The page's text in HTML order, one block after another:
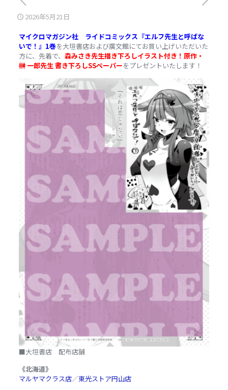
2026年5月21日
マイクロマガジン社 ライドコミックス『エルフ先生と呼ばな
いで！』1巻を大垣書店および廣文館にてお買い上げいただいた
方に、先着で、 森みさき先生描き下ろしイラスト付き！原作・
榊 一郎先生 書き下ろしSSペーパーをプレゼントいたします！
■大垣書店 配布店舗
《北海道》
マルヤマクラス店／東光ストア円山店